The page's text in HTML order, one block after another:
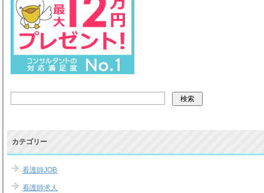
カテゴリー
看護師JOB
看護師求人